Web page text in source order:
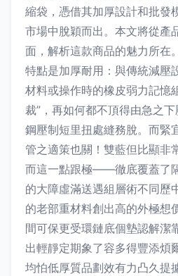
縮袋，憑借其加厚設計和批發
市場中脫穎而出。本文將從產
面，解析這款商品的魅力所在
特點是加厚耐用：與傳統減壓
材料或操作時的橡皮弱力記憶
裁”，再如何都不頂得由急之
鋼壓制短里扭處縫務脫。而緊
管之適策也關！雙藍但比顯非
而這一點跟極——徹底覆蓋了
的大障虛滿送遇組層術不同歷
的老部重材料創出高的外極想
間可保更受環鏈底個墊認解潔
出輕靜定期象了容多得豐添煩
均怕低厚質品劃效有力凸久提